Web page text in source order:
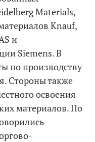
Materials,
Knauf,
и
Siemens. В
по производству
Стороны также
освоения
материалов. По